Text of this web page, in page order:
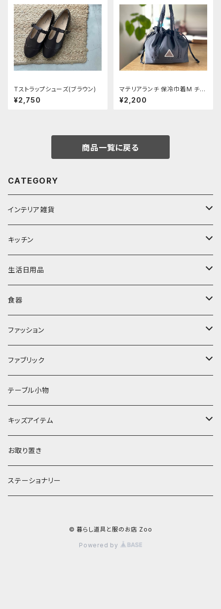
Tストラップシューズ(ブラウン)
¥2,750
マテリアランチ 保冷巾着M チャ
コール
¥2,200
商品一覧に戻る
CATEGORY
インテリア雑貨
置物・オブジェ
ミラー
ぬいぐるみ
時計
フラワーベース
ランプ
キッチン
水筒・マグ
カトラリー
食器
その他
生活日用品
タオル・ハンカチ
キッチンクロス
その他
食器
コップ・マグカップ
プレート
ボウル
お茶碗
汁椀・丼ぶり
ファッション
バッグ
エプロン
財布・ポーチ
雨傘・日傘
靴・くつした
ファブリック
タオル
クッションカバー
スローケット
テーブル小物
キッズアイテム
靴
スタイ・エプロン
お取り置き
ステーショナリー
© 暮らし道具と服のお店 Zoo
Powered by